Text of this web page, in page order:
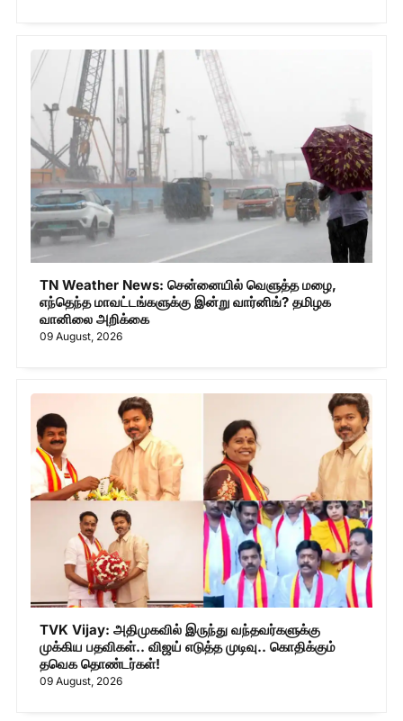
TN Weather News: சென்னையில் வெளுத்த மழை,
எந்தெந்த மாவட்டங்களுக்கு இன்று வார்னிங்? தமிழக
வானிலை அறிக்கை
09 August, 2026
TVK Vijay: அதிமுகவில் இருந்து வந்தவர்களுக்கு
முக்கிய பதவிகள்.. விஜய் எடுத்த முடிவு.. கொதிக்கும்
தவெக தொண்டர்கள்!
09 August, 2026